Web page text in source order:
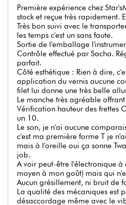
Première expérience chez
stock et reçue très
Très bon suivi avec le
les temps c'est un sans faute.
Sortie de l'emballage
Contrôle effectué par Sacha.
parfait.
Côté esthétique : Rien à dire,
application du vernis aucune
filet lui donne une très belle
Le manche très agréable
Vérification hauteur des frettes
un 10.
Le son, je n'ai aucune
c'est ma première forme T je
mais à l'oreille oui ça sonne
job.
A voir peut-être l'électronique à
moyen à mon goût) mais qui
Aucun grésillement, ni bruit de
La qualité des mécaniques est
désaccordage même avec le